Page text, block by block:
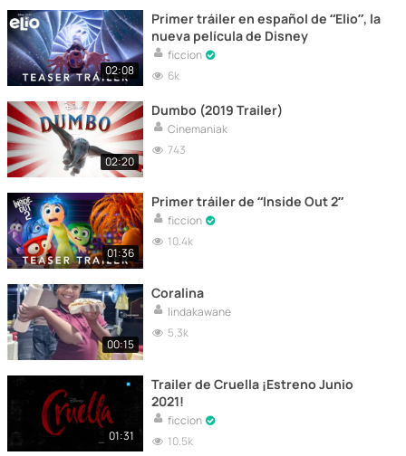
02:08
Primer tráiler en español de “Elio”, la
nueva película de Disney
ficcion
6k
02:20
Dumbo (2019 Trailer)
Cinemaniak
743
01:36
Primer tráiler de “Inside Out 2”
ficcion
10.4k
00:15
Coralina
lindakawane
5.3k
01:31
Trailer de Cruella ¡Estreno Junio
2021!
ficcion
10.5k